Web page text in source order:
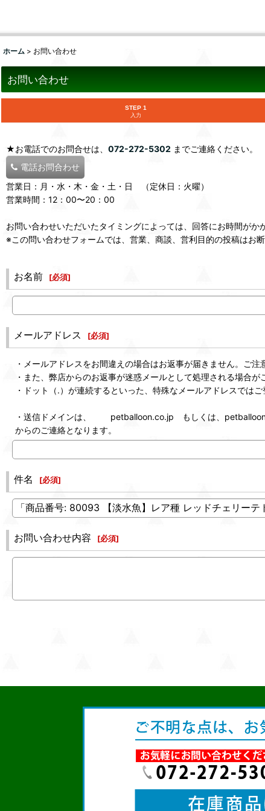
ホーム > お問い合わせ
お問い合わせ
STEP 1
入力
★お電話でのお問合せは、 072-272-5302 までご連絡ください。
電話お問合わせ
営業日：月・水・木・金・土・日 （定休日：火曜）
営業時間：12：00〜20：00
お問い合わせいただいたタイミングによっては、回答にお時間がか
※この問い合わせフォームでは、営業、商談、営利目的の投稿はお断
お名前 [必須]
メールアドレス [必須]
・メールアドレスをお間違えの場合はお返事が届きません。ご注
・また、弊店からのお返事が迷惑メールとして処理される場合
・ドット（.）が連続するといった、特殊なメールアドレスでは
・送信ドメインは、 petballoon.co.jp もしくは、
からのご連絡となります。
件名 [必須]
お問い合わせ内容 [必須]